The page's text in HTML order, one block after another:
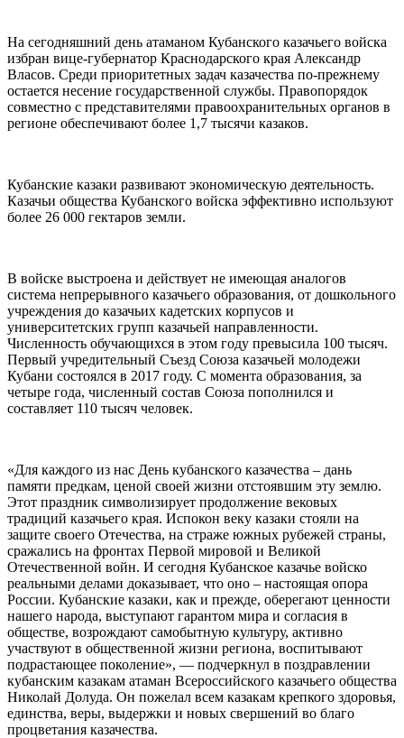
На сегодняшний день атаманом Кубанского казачьего войска
избран вице-губернатор Краснодарского края Александр
Власов. Среди приоритетных задач казачества по-прежнему
остается несение государственной службы. Правопорядок
совместно с представителями правоохранительных органов в
регионе обеспечивают более 1,7 тысячи казаков.
Кубанские казаки развивают экономическую деятельность.
Казачьи общества Кубанского войска эффективно используют
более 26 000 гектаров земли.
В войске выстроена и действует не имеющая аналогов
система непрерывного казачьего образования, от дошкольного
учреждения до казачьих кадетских корпусов и
университетских групп казачьей направленности.
Численность обучающихся в этом году превысила 100 тысяч.
Первый учредительный Съезд Союза казачьей молодежи
Кубани состоялся в 2017 году. С момента образования, за
четыре года, численный состав Союза пополнился и
составляет 110 тысяч человек.
«Для каждого из нас День кубанского казачества – дань
памяти предкам, ценой своей жизни отстоявшим эту землю.
Этот праздник символизирует продолжение вековых
традиций казачьего края. Испокон веку казаки стояли на
защите своего Отечества, на страже южных рубежей страны,
сражались на фронтах Первой мировой и Великой
Отечественной войн. И сегодня Кубанское казачье войско
реальными делами доказывает, что оно – настоящая опора
России. Кубанские казаки, как и прежде, оберегают ценности
нашего народа, выступают гарантом мира и согласия в
обществе, возрождают самобытную культуру, активно
участвуют в общественной жизни региона, воспитывают
подрастающее поколение», — подчеркнул в поздравлении
кубанским казакам атаман Всероссийского казачьего общества
Николай Долуда. Он пожелал всем казакам крепкого здоровья,
единства, веры, выдержки и новых свершений во благо
процветания казачества.